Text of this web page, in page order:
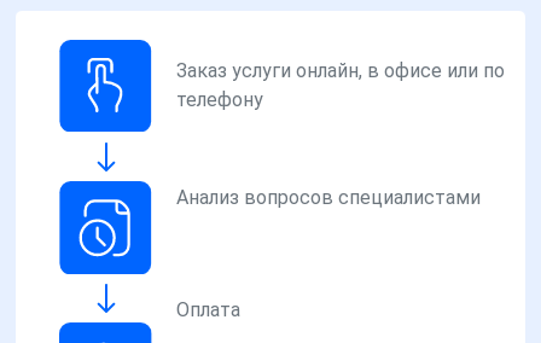
Заказ услуги онлайн, в офисе или по
телефону
Анализ вопросов специалистами
Оплата